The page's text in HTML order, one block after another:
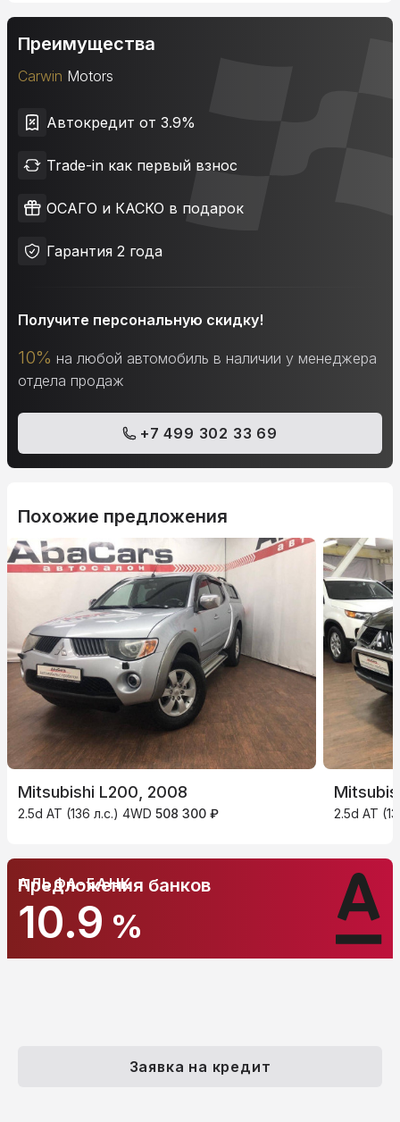
Преимущества
Carwin Motors
Автокредит от 3.9%
Trade-in как первый взнос
ОСАГО и КАСКО в подарок
Гарантия 2 года
Получите персональную скидку!
10% на любой автомобиль в наличии у менеджера
отдела продаж
+7 499 302 33 69
Похожие предложения
Mitsubishi L200, 2008
2.5d AT (136 л.с.) 4WD 508 300 ₽ 2.5d AT
АЛЬФА-БАНК
10.9 %
Предложения банков
Заявка на кредит